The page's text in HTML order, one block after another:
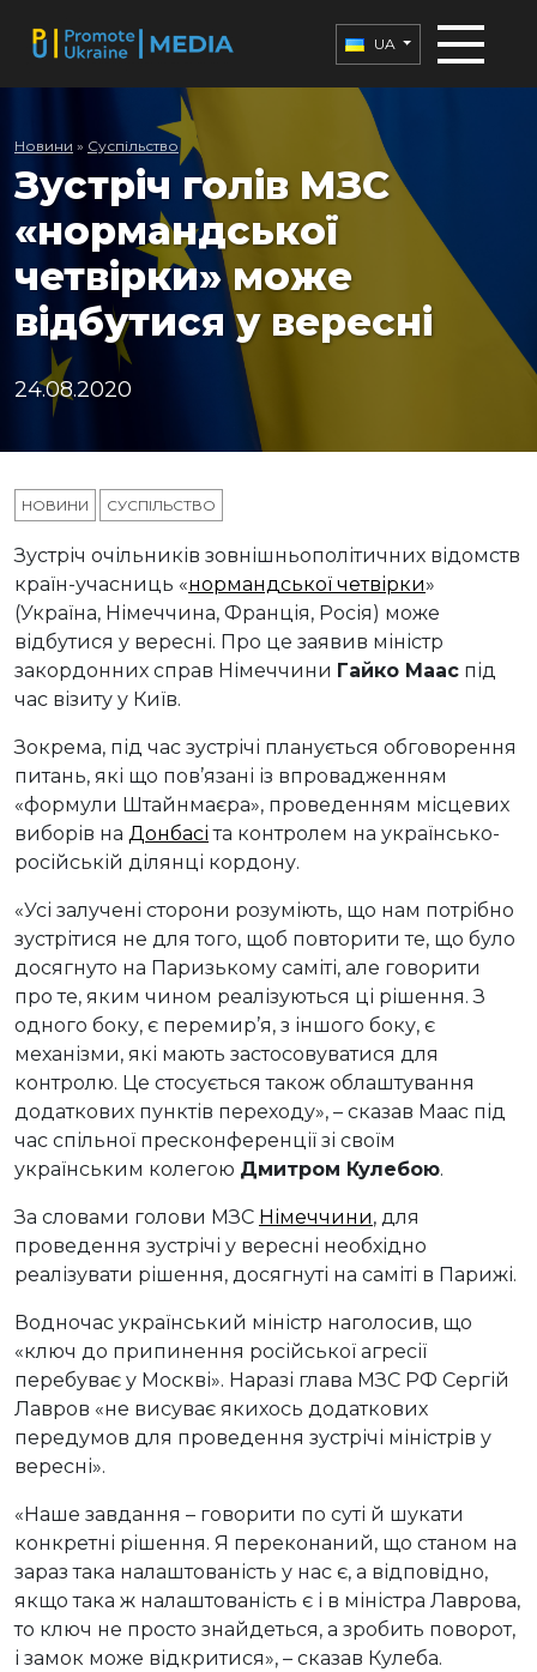
UA
Новини » Суспільство
Зустріч голів МЗС
«нормандської
четвірки» може
відбутися у вересні
24.08.2020
НОВИНИ СУСПІЛЬСТВО
Зустріч очільників зовнішньополітичних відомств
країн-учасниць «нормандської четвірки»
(Україна, Німеччина, Франція, Росія) може
відбутися у вересні. Про це заявив міністр
закордонних справ Німеччини Гайко Маас під
час візиту у Київ.
Зокрема, під час зустрічі планується обговорення
питань, які що пов’язані із впровадженням
«формули Штайнмаєра», проведенням місцевих
виборів на Донбасі та контролем на українсько-
російській ділянці кордону.
«Усі залучені сторони розуміють, що нам потрібно
зустрітися не для того, щоб повторити те, що було
досягнуто на Паризькому саміті, але говорити
про те, яким чином реалізуються ці рішення. З
одного боку, є перемир’я, з іншого боку, є
механізми, які мають застосовуватися для
контролю. Це стосується також облаштування
додаткових пунктів переходу», – сказав Маас під
час спільної пресконференції зі своїм
українським колегою Дмитром Кулебою.
За словами голови МЗС Німеччини, для
проведення зустрічі у вересні необхідно
реалізувати рішення, досягнуті на саміті в Парижі.
Водночас український міністр наголосив, що
«ключ до припинення російської агресії
перебуває у Москві». Наразі глава МЗС РФ Сергій
Лавров «не висуває якихось додаткових
передумов для проведення зустрічі міністрів у
вересні».
«Наше завдання – говорити по суті й шукати
конкретні рішення. Я переконаний, що станом на
зараз така налаштованість у нас є, а відповідно,
якщо така ж налаштованість є і в міністра Лаврова,
то ключ не просто знайдеться, а зробить поворот,
і замок може відкритися», – сказав Кулеба.